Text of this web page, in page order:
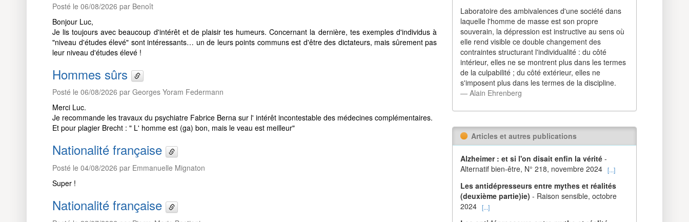
Posté le 06/08/2026 par Benoît
Bonjour Luc,
Je lis toujours avec beaucoup d'intérêt et de plaisir tes humeurs. Concernant la dernière, tes exemples d'individus à
"niveau d'études élevé" sont intéressants… un de leurs points communs est d'être des dictateurs, mais sûrement pas
leur niveau d'études élevé !
Hommes sûrs
Posté le 06/08/2026 par Georges Yoram Federmann
Merci Luc.
Je recommande les travaux du psychiatre Fabrice Berna sur l' intérêt incontestable des médecines complémentaires.
Et pour plagier Brecht : " L' homme est (ga) bon, mais le veau est meilleur"
Nationalité française
Posté le 04/08/2026 par Emmanuelle Mignaton
Super !
Nationalité française
Laboratoire des ambivalences d'une société dans
laquelle l'homme de masse est son propre
souverain, la dépression est instructive au sens où
elle rend visible ce double changement des
contraintes structurant l'individualité : du côté
intérieur, elles ne se montrent plus dans les termes
de la culpabilité ; du côté extérieur, elles ne
s'imposent plus dans les termes de la discipline.
― Alain Ehrenberg
Articles et autres publications
Alzheimer : et si l'on disait enfin la vérité -
Alternatif bien-être, N° 218, novembre 2024 [...]
Les antidépresseurs entre mythes et réalités
(deuxième partie)ie) - Raison sensible, octobre
2024 [...]